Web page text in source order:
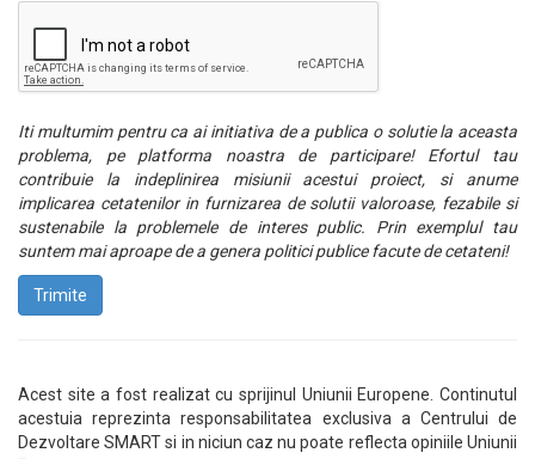
Iti multumim pentru ca ai initiativa de a publica o solutie la aceasta
problema, pe platforma noastra de participare! Efortul tau
contribuie la indeplinirea misiunii acestui proiect, si anume
implicarea cetatenilor in furnizarea de solutii valoroase, fezabile si
sustenabile la problemele de interes public. Prin exemplul tau
suntem mai aproape de a genera politici publice facute de cetateni!
Trimite
Acest site a fost realizat cu sprijinul Uniunii Europene. Continutul
acestuia reprezinta responsabilitatea exclusiva a Centrului de
Dezvoltare SMART si in niciun caz nu poate reflecta opiniile Uniunii